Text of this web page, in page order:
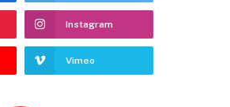
Instagram
Vimeo